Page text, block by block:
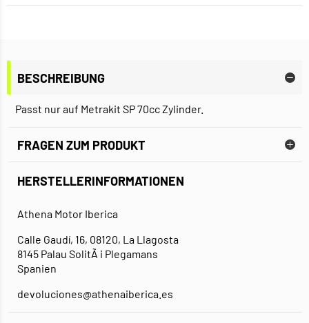
BESCHREIBUNG
Passt nur auf Metrakit SP 70cc Zylinder.
FRAGEN ZUM PRODUKT
HERSTELLERINFORMATIONEN
Athena Motor Iberica
Calle Gaudí, 16, 08120, La Llagosta
8145 Palau SolitÃ i Plegamans
Spanien
devoluciones@athenaiberica.es